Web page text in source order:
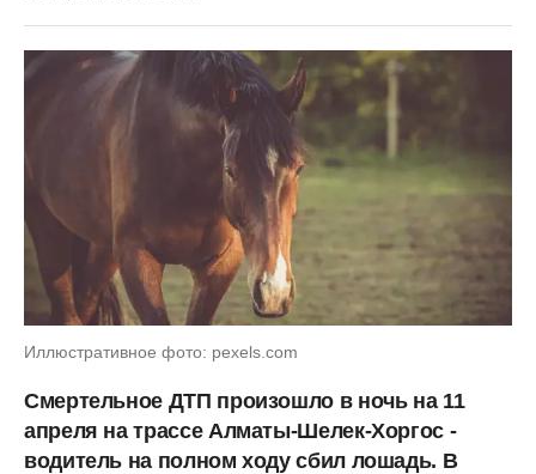
Иллюстративное фото: pexels.com
Смертельное ДТП произошло в ночь на 11
апреля на трассе Алматы-Шелек-Хоргос -
водитель на полном ходу сбил лошадь. В